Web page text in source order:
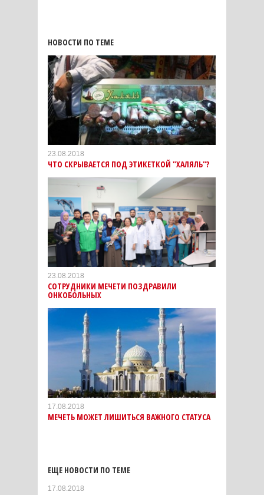
НОВОСТИ ПО ТЕМЕ
23.08.2018
ЧТО СКРЫВАЕТСЯ ПОД ЭТИКЕТКОЙ "ХАЛЯЛЬ"?
23.08.2018
СОТРУДНИКИ МЕЧЕТИ ПОЗДРАВИЛИ
ОНКОБОЛЬНЫХ
17.08.2018
МЕЧЕТЬ МОЖЕТ ЛИШИТЬСЯ ВАЖНОГО СТАТУСА
ЕЩЕ НОВОСТИ ПО ТЕМЕ
17.08.2018